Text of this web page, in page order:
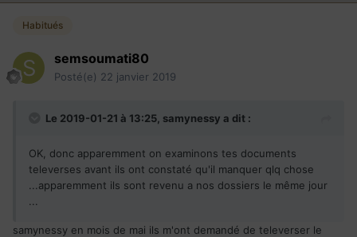
Habitués
semsoumati80
Posté(e) 22 janvier 2019
Le 2019-01-21 à 13:25, samynessy a dit :
OK, donc apparemment on examinons tes documents
televerses avant ils ont constaté qu'il manquer qlq chose
...apparemment ils sont revenu a nos dossiers le même jour
samynessy en mois de mai ils m'ont demandé de televerser le